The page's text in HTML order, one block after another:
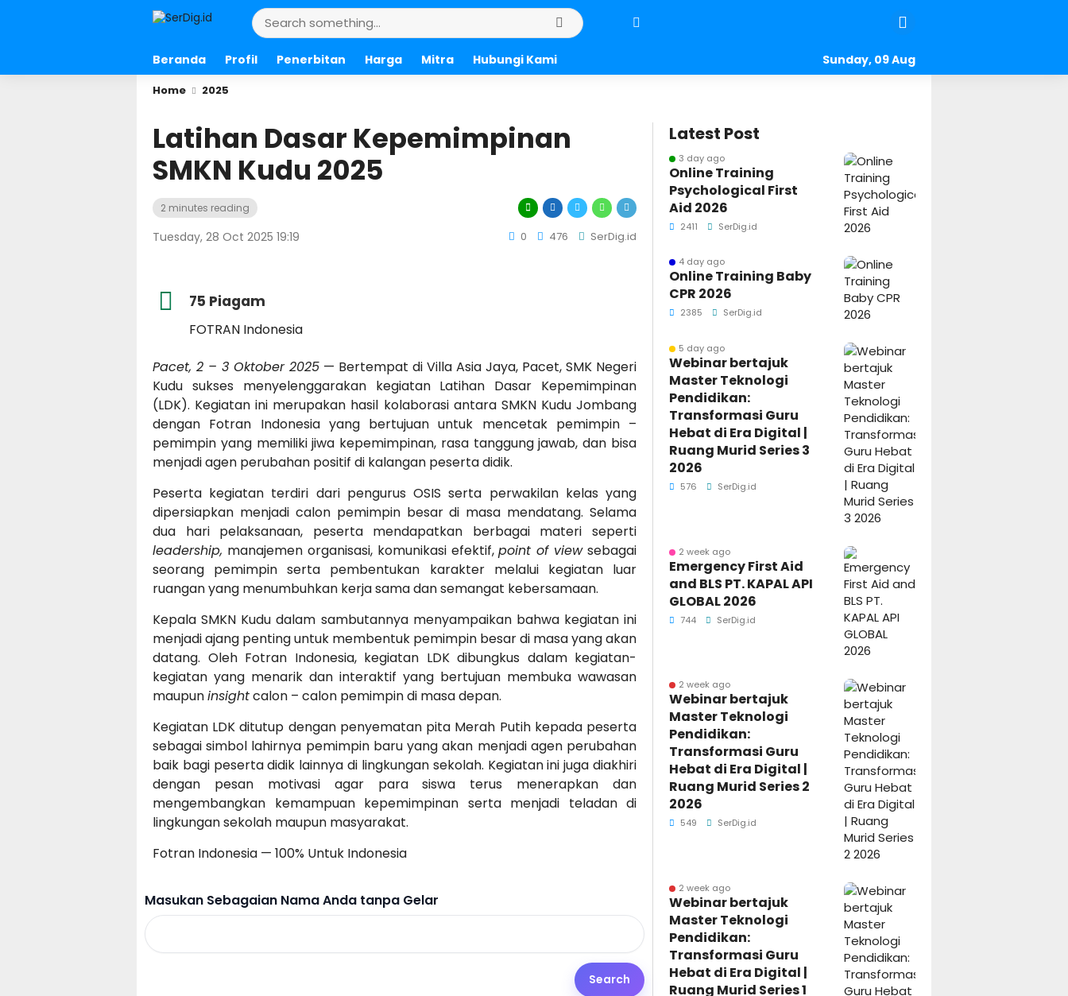
Beranda Profil Penerbitan Harga Mitra Hubungi Kami
Sunday, 09 Aug
Home 2025
Latihan Dasar Kepemimpinan
SMKN Kudu 2025
2 minutes reading
Tuesday, 28 Oct 2025 19:19 0 476 SerDig.id
75 Piagam
FOTRAN Indonesia
Pacet, 2 – 3 Oktober 2025 — Bertempat di Villa Asia Jaya, Pacet, SMK Negeri
Kudu sukses menyelenggarakan kegiatan Latihan Dasar Kepemimpinan
(LDK). Kegiatan ini merupakan hasil kolaborasi antara SMKN Kudu Jombang
dengan Fotran Indonesia yang bertujuan untuk mencetak pemimpin –
pemimpin yang memiliki jiwa kepemimpinan, rasa tanggung jawab, dan bisa
menjadi agen perubahan positif di kalangan peserta didik.
Peserta kegiatan terdiri dari pengurus OSIS serta perwakilan kelas yang
dipersiapkan menjadi calon pemimpin besar di masa mendatang. Selama
dua hari pelaksanaan, peserta mendapatkan berbagai materi seperti
leadership, manajemen organisasi, komunikasi efektif,point of viewsebagai
seorang pemimpin serta pembentukan karakter melalui kegiatan luar
ruangan yang menumbuhkan kerja sama dan semangat kebersamaan.
Kepala SMKN Kudu dalam sambutannya menyampaikan bahwa kegiatan ini
menjadi ajang penting untuk membentuk pemimpin besar di masa yang akan
datang. Oleh Fotran Indonesia, kegiatan LDK dibungkus dalam kegiatan-
kegiatan yang menarik dan interaktif yang bertujuan membuka wawasan
maupuninsightcalon – calon pemimpin di masa depan.
Kegiatan LDK ditutup dengan penyematan pita Merah Putih kepada peserta
sebagai simbol lahirnya pemimpin baru yang akan menjadi agen perubahan
baik bagi peserta didik lainnya di lingkungan sekolah. Kegiatan ini juga diakhiri
dengan pesan motivasi agar para siswa terus menerapkan dan
mengembangkan kemampuan kepemimpinan serta menjadi teladan di
lingkungan sekolah maupun masyarakat.
Fotran Indonesia — 100% Untuk Indonesia
Masukan Sebagaian Nama Anda tanpa Gelar
Latest Post
3 day ago
Online Training
Psychological First
Aid 2026
2411 SerDig.id
4 day ago
Online Training Baby
CPR 2026
2385 SerDig.id
5 day ago
Webinar bertajuk
Master Teknologi
Pendidikan:
Transformasi Guru
Hebat di Era Digital |
Ruang Murid Series 3
2026
576 SerDig.id
2 week ago
Emergency First Aid
and BLS PT. KAPAL API
GLOBAL 2026
744 SerDig.id
2 week ago
Webinar bertajuk
Master Teknologi
Pendidikan:
Transformasi Guru
Hebat di Era Digital |
Ruang Murid Series 2
2026
549 SerDig.id
2 week ago
Webinar bertajuk
Master Teknologi
Pendidikan:
Transformasi Guru
Hebat di Era Digital |
Ruang Murid Series 1